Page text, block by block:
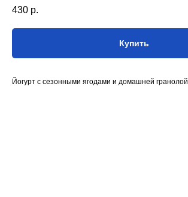
430 р.
Купить
Йогурт с сезонными ягодами и домашней гранолой